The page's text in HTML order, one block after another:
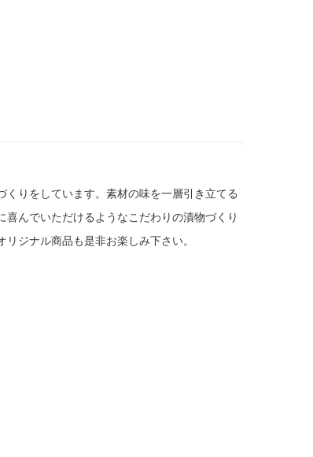
くりをしています。素材の味を一層引き立てる
んでいただけるようなこだわりの漬物づくり
ジナル商品も是非お楽しみ下さい。